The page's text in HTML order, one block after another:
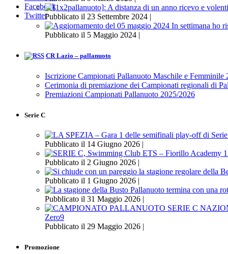
Facebook
TwitterPubblicato il 23 Settembre 2024 |
Pubblicato il 5 Maggio 2024 |
CR Lazio – pallanuoto
Iscrizione Campionati Pallanuoto Maschile e Femminile
Cerimonia di premiazione dei Campionati regionali di
Premiazioni Campionati Pallanuoto 2025/2026
Serie C
Pubblicato il 14 Giugno 2026 |
Pubblicato il 2 Giugno 2026 |
Pubblicato il 1 Giugno 2026 |
Pubblicato il 31 Maggio 2026 |
Zero9
Pubblicato il 29 Maggio 2026 |
Promozione